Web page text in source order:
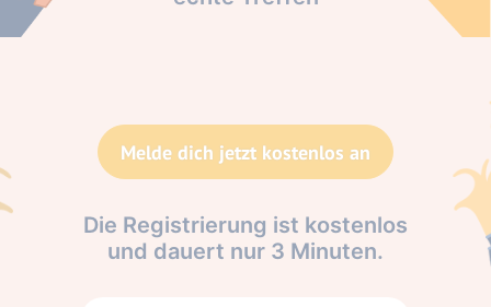
Melde dich jetzt kostenlos an
Die Registrierung ist kostenlos
und dauert nur 3 Minuten.